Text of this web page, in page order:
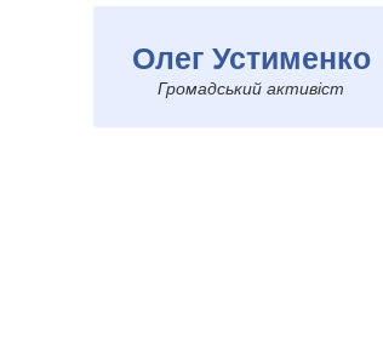
Олег Устименко
Громадський активіст